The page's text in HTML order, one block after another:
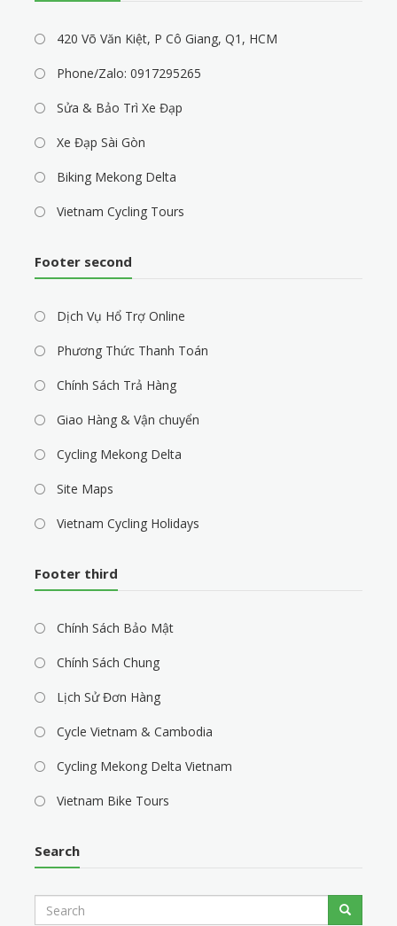
420 Võ Văn Kiệt, P Cô Giang, Q1, HCM
Phone/Zalo: 0917295265
Sửa & Bảo Trì Xe Đạp
Xe Đạp Sài Gòn
Biking Mekong Delta
Vietnam Cycling Tours
Footer second
Dịch Vụ Hổ Trợ Online
Phương Thức Thanh Toán
Chính Sách Trả Hàng
Giao Hàng & Vận chuyển
Cycling Mekong Delta
Site Maps
Vietnam Cycling Holidays
Footer third
Chính Sách Bảo Mật
Chính Sách Chung
Lịch Sử Đơn Hàng
Cycle Vietnam & Cambodia
Cycling Mekong Delta Vietnam
Vietnam Bike Tours
Search
e
Search